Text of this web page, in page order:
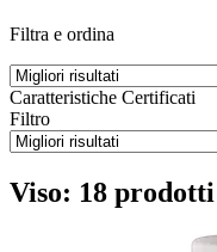
Filtra e ordina
Caratteristiche Certificati
Filtro
Viso: 18 prodotti